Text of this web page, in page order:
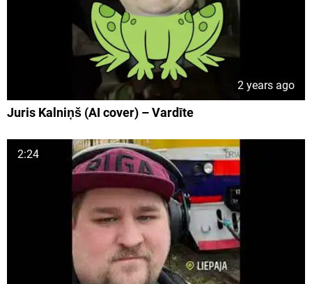
2 years ago
Juris Kalniņš (AI cover) – Vardīte
2:24